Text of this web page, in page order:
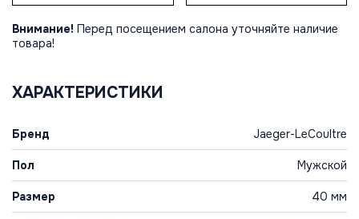
Внимание! Перед посещением салона уточняйте наличие
товара!
ХАРАКТЕРИСТИКИ
Бренд Jaeger-LeCoultre
Пол Мужской
Размер 40 мм